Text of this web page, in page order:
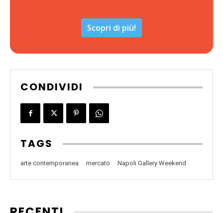
Scopri di più!
CONDIVIDI
TAGS
arte contemporanea mercato Napoli Gallery Weekend